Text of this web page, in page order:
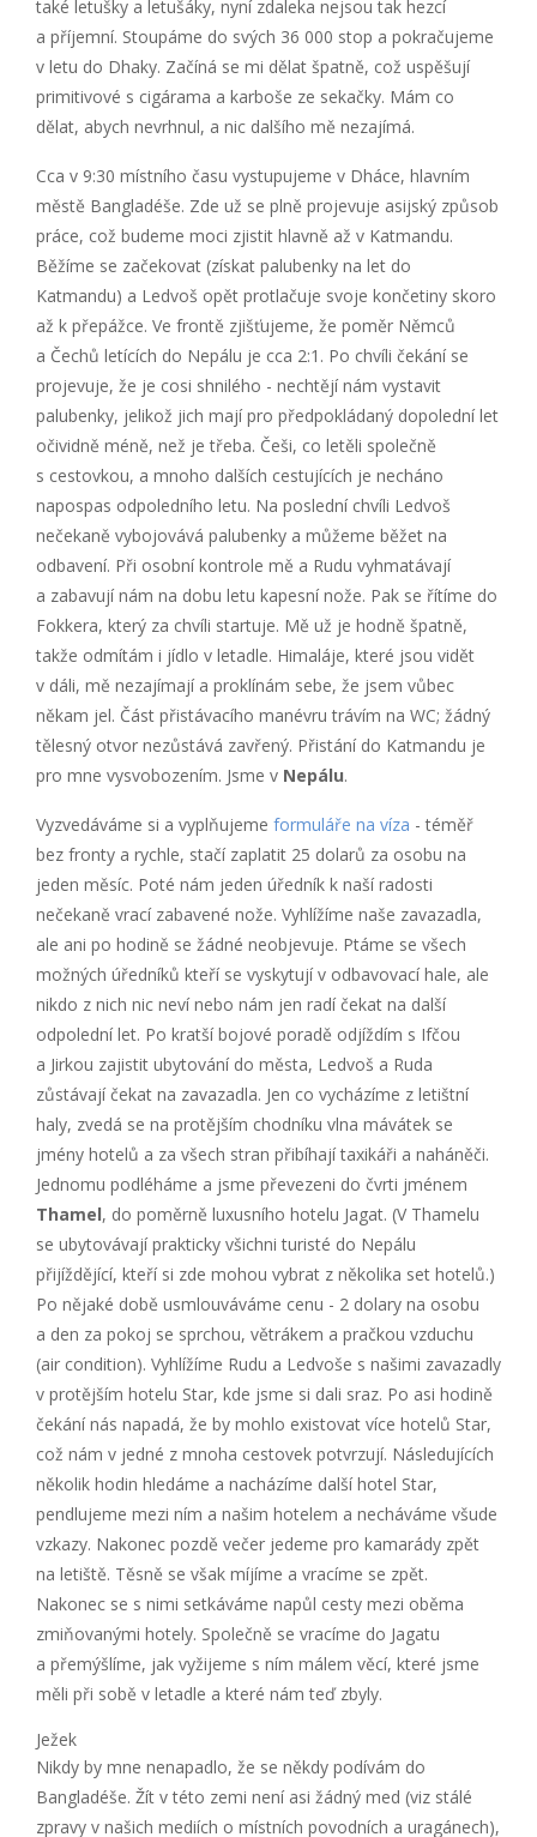
také letušky a letušáky, nyní zdaleka nejsou tak hezcí
a příjemní. Stoupáme do svých 36 000 stop a pokračujeme
v letu do Dhaky. Začíná se mi dělat špatně, což uspěšují
primitivové s cigárama a karboše ze sekačky. Mám co
dělat, abych nevrhnul, a nic dalšího mě nezajímá.
Cca v 9:30 místního času vystupujeme v Dháce, hlavním
městě Bangladéše. Zde už se plně projevuje asijský způsob
práce, což budeme moci zjistit hlavně až v Katmandu.
Běžíme se začekovat (získat palubenky na let do
Katmandu) a Ledvoš opět protlačuje svoje končetiny skoro
až k přepážce. Ve frontě zjišťujeme, že poměr Němců
a Čechů letících do Nepálu je cca 2:1. Po chvíli čekání se
projevuje, že je cosi shnilého - nechtějí nám vystavit
palubenky, jelikož jich mají pro předpokládaný dopolední let
očividně méně, než je třeba. Češi, co letěli společně
s cestovkou, a mnoho dalších cestujících je necháno
napospas odpoledního letu. Na poslední chvíli Ledvoš
nečekaně vybojovává palubenky a můžeme běžet na
odbavení. Při osobní kontrole mě a Rudu vyhmatávají
a zabavují nám na dobu letu kapesní nože. Pak se řítíme do
Fokkera, který za chvíli startuje. Mě už je hodně špatně,
takže odmítám i jídlo v letadle. Himaláje, které jsou vidět
v dáli, mě nezajímají a proklínám sebe, že jsem vůbec
někam jel. Část přistávacího manévru trávím na WC; žádný
tělesný otvor nezůstává zavřený. Přistání do Katmandu je
pro mne vysvobozením. Jsme v Nepálu.
Vyzvedáváme si a vyplňujeme formuláře na víza - téměř
bez fronty a rychle, stačí zaplatit 25 dolarů za osobu na
jeden měsíc. Poté nám jeden úředník k naší radosti
nečekaně vrací zabavené nože. Vyhlížíme naše zavazadla,
ale ani po hodině se žádné neobjevuje. Ptáme se všech
možných úředníků kteří se vyskytují v odbavovací hale, ale
nikdo z nich nic neví nebo nám jen radí čekat na další
odpolední let. Po kratší bojové poradě odjíždím s Ifčou
a Jirkou zajistit ubytování do města, Ledvoš a Ruda
zůstávají čekat na zavazadla. Jen co vycházíme z letištní
haly, zvedá se na protějším chodníku vlna mávátek se
jmény hotelů a za všech stran přibíhají taxikáři a naháněči.
Jednomu podléháme a jsme převezeni do čvrti jménem
Thamel, do poměrně luxusního hotelu Jagat. (V Thamelu
se ubytovávají prakticky všichni turisté do Nepálu
přijíždějící, kteří si zde mohou vybrat z několika set hotelů.)
Po nějaké době usmlouváváme cenu - 2 dolary na osobu
a den za pokoj se sprchou, větrákem a pračkou vzduchu
(air condition). Vyhlížíme Rudu a Ledvoše s našimi zavazadly
v protějším hotelu Star, kde jsme si dali sraz. Po asi hodině
čekání nás napadá, že by mohlo existovat více hotelů Star,
což nám v jedné z mnoha cestovek potvrzují. Následujících
několik hodin hledáme a nacházíme další hotel Star,
pendlujeme mezi ním a našim hotelem a necháváme všude
vzkazy. Nakonec pozdě večer jedeme pro kamarády zpět
na letiště. Těsně se však míjíme a vracíme se zpět.
Nakonec se s nimi setkáváme napůl cesty mezi oběma
zmiňovanými hotely. Společně se vracíme do Jagatu
a přemýšlíme, jak vyžijeme s ním málem věcí, které jsme
měli při sobě v letadle a které nám teď zbyly.
Ježek
Nikdy by mne nenapadlo, že se někdy podívám do
Bangladéše. Žít v této zemi není asi žádný med (viz stálé
zpravy v našich mediích o místních povodních a uragánech),